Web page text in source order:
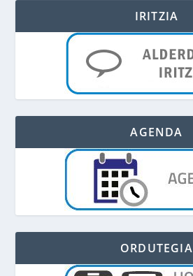
IRITZIA
AGENDA
ORDUTEGIA